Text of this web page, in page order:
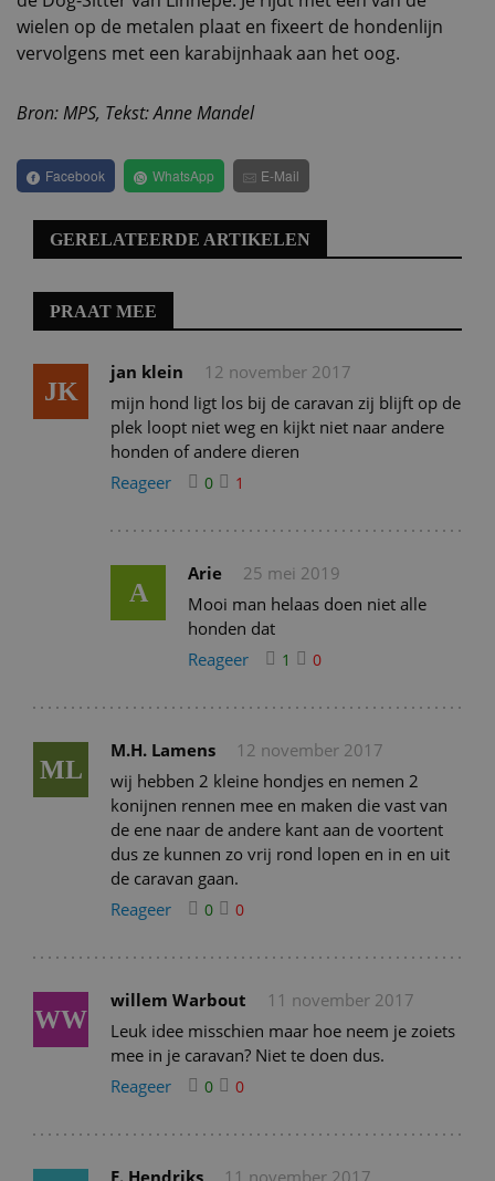
wielen op de metalen plaat en fixeert de hondenlijn
vervolgens met een karabijnhaak aan het oog.
Bron: MPS, Tekst: Anne Mandel
Facebook WhatsApp E-Mail
GERELATEERDE ARTIKELEN
PRAAT MEE
JK
jan klein
12 november 2017
mijn hond ligt los bij de caravan zij blijft op de
plek loopt niet weg en kijkt niet naar andere
honden of andere dieren
Reageer
0 1
A
Arie
25 mei 2019
Mooi man helaas doen niet alle
honden dat
Reageer
1 0
ML
M.H. Lamens
12 november 2017
wij hebben 2 kleine hondjes en nemen 2
konijnen rennen mee en maken die vast van
de ene naar de andere kant aan de voortent
dus ze kunnen zo vrij rond lopen en in en uit
de caravan gaan.
Reageer
0 0
WW
willem Warbout
11 november 2017
Leuk idee misschien maar hoe neem je zoiets
mee in je caravan? Niet te doen dus.
Reageer
0 0
E. Hendriks 11 november 2017